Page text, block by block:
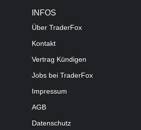
INFOS
Über TraderFox
Kontakt
Vertrag Kündigen
Jobs bei TraderFox
Impressum
AGB
Datenschutz